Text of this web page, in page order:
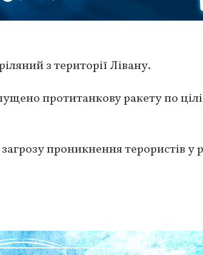
з території Лівану.
протитанкову ракету по цілі
проникнення терористів у